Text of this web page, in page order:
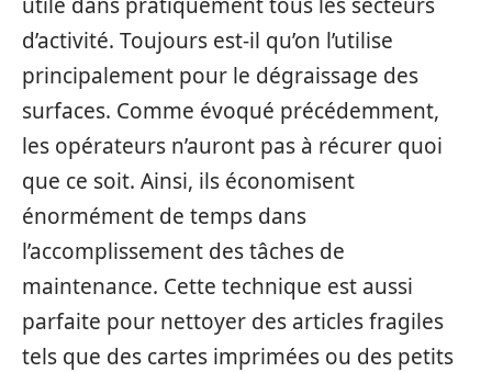
d’activité. Toujours est-il qu’on l’utilise
principalement pour le dégraissage des
surfaces. Comme évoqué précédemment,
les opérateurs n’auront pas à récurer quoi
que ce soit. Ainsi, ils économisent
énormément de temps dans
l’accomplissement des tâches de
maintenance. Cette technique est aussi
parfaite pour nettoyer des articles fragiles
tels que des cartes imprimées ou des petits